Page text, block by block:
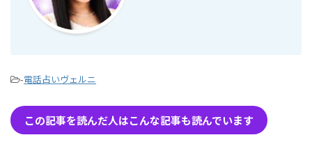
-電話占いヴェルニ
この記事を読んだ人はこんな記事も読んでいます